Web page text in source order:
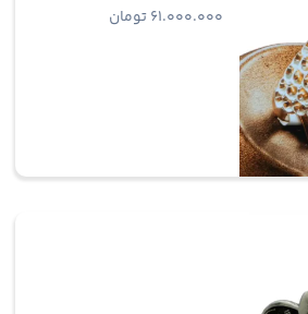
61.000.000 تومان